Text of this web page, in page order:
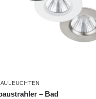
– Bad